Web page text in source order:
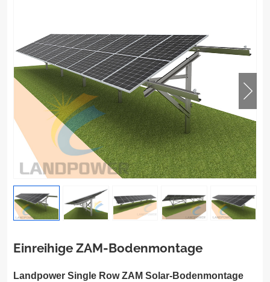
Einreihige ZAM-Bodenmontage
Landpower Single Row ZAM Solar-Bodenmontage